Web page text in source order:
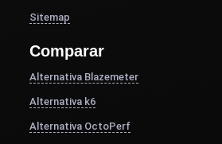
Sitemap
Comparar
Alternativa Blazemeter
Alternativa k6
Alternativa OctoPerf